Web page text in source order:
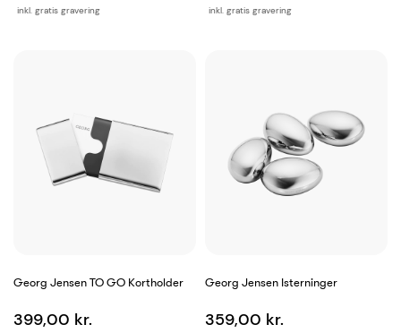
inkl. gratis gravering inkl. gratis gravering
Georg Jensen TO GO Kortholder
399,00 kr.
Georg Jensen Isterninger
359,00 kr.